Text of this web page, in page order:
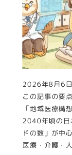
この記事の
「地域医療構
2040年頃の日
ドの数」が中
医療・介護・
投稿日
2026年8月6日